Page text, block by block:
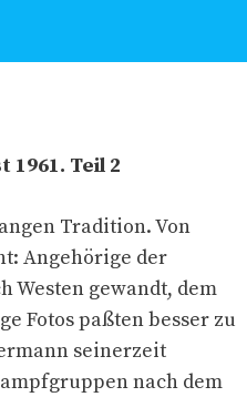
1961. Teil 2
Tradition. Von
Angehörige der
Westen gewandt, dem
Fotos paßten besser zu
seinerzeit
nach dem